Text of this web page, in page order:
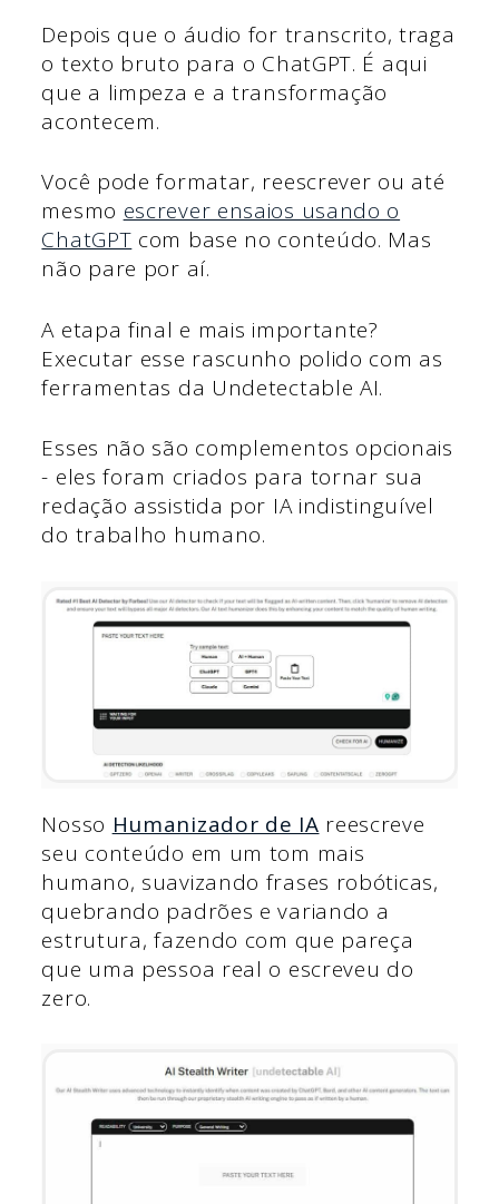
Depois que o áudio for transcrito, traga
o texto bruto para o ChatGPT. É aqui
que a limpeza e a transformação
acontecem.
Você pode formatar, reescrever ou até
mesmo escrever ensaios usando o
ChatGPT com base no conteúdo. Mas
não pare por aí.
A etapa final e mais importante?
Executar esse rascunho polido com as
ferramentas da Undetectable AI.
Esses não são complementos opcionais
- eles foram criados para tornar sua
redação assistida por IA indistinguível
do trabalho humano.
Nosso Humanizador de IA reescreve
seu conteúdo em um tom mais
humano, suavizando frases robóticas,
quebrando padrões e variando a
estrutura, fazendo com que pareça
que uma pessoa real o escreveu do
zero.